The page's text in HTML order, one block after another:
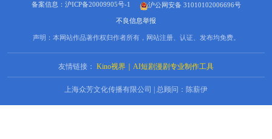
备案信息：沪ICP备20009905号-1 沪公网安备 31010102006696号
不良信息举报
声明：本网站作品著作权归作者所有，网站注册、认证、发布均免费。
友情链接： Kino视界｜AI短剧漫剧专业制作工具
上海众芳文化传播有限公司 | 总顾问：陈薪伊